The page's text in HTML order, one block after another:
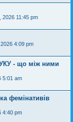
2026 11:45 pm
4:09 pm
УКУ - що між ними
5:01 am
фемінативів
4:40 pm